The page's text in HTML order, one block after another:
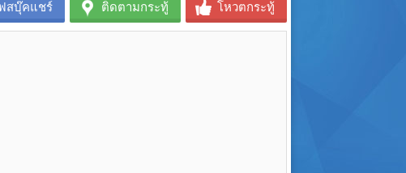
สบุ๊คแชร์ ติดตามกระทู้ โหวตกระทู้